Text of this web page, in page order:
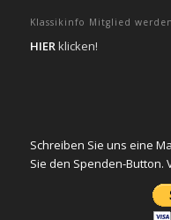
Klassikinfo Mitglied werden
HIERklicken!
Schreiben Sie uns eine
Sie den Spenden-Button.